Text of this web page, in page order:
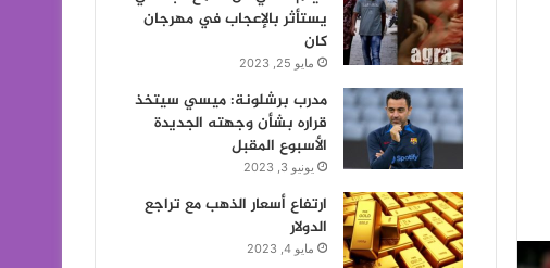
يستأثر بالإعجاب في مهرجان
كان
مايو 25, 2023
مدرب برشلونة: ميسي سيتخذ
قراره بشأن وجهته الجديدة
الأسبوع المقبل
يونيو 3, 2023
ارتفاع أسعار الذهب مع تراجع
الدولار
مايو 4, 2023